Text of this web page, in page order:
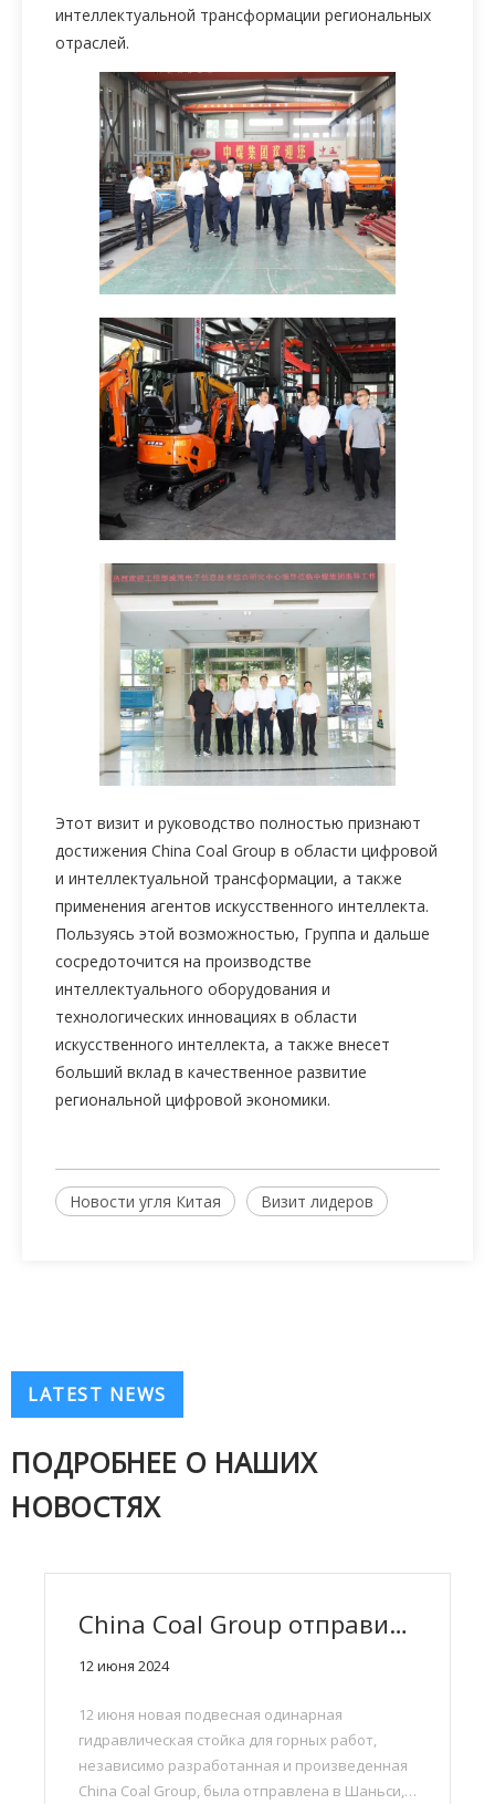
интеллектуальной трансформации региональных
отраслей.
Этот визит и руководство полностью признают
достижения China Coal Group в области цифровой
и интеллектуальной трансформации, а также
применения агентов искусственного интеллекта.
Пользуясь этой возможностью, Группа и дальше
сосредоточится на производстве
интеллектуального оборудования и
технологических инновациях в области
искусственного интеллекта, а также внесет
больший вклад в качественное развитие
региональной цифровой экономики.
Новости угля Китая Визит лидеров
LATEST NEWS
ПОДРОБНЕЕ О НАШИХ
НОВОСТЯХ
China Coal Group отправила новую подвесную горную одинарную гидравлическую опору в Шаньси и Внутреннюю Монголию
12 июня 2024
12 июня новая подвесная одинарная
гидравлическая стойка для горных работ,
независимо разработанная и произведенная
China Coal Group, была отправлена ​​в Шаньси,